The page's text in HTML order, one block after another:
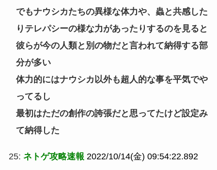
でもナウシカたちの異様な体力や、蟲と共感した
りテレパシーの様な力があったりするのを見ると
彼らが今の人類と別の物だと言われて納得する部
分が多い
体力的にはナウシカ以外も超人的な事を平気でや
ってるし
最初はただの創作の誇張だと思ってたけど設定み
て納得した
25: ネトゲ攻略速報 2022/10/14(金) 09:54:22.892